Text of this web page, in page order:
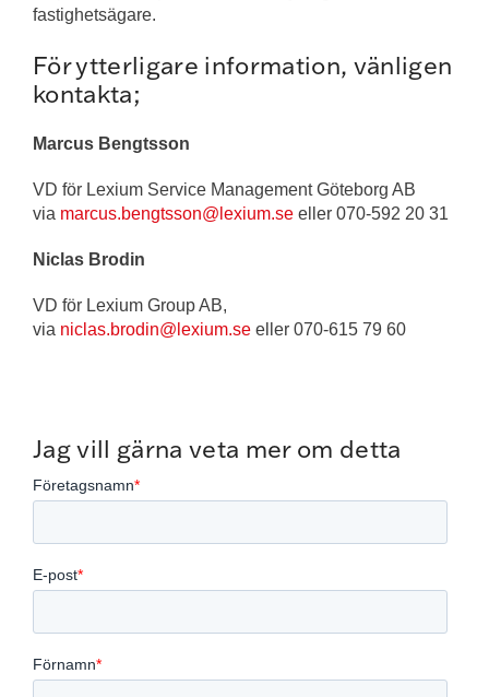
fastighetsägare.
För ytterligare information, vänligen
kontakta;
Marcus Bengtsson
VD för Lexium Service Management Göteborg AB
via marcus.bengtsson@lexium.seeller 070-592 20 31
Niclas Brodin
VD för Lexium Group AB,
via niclas.brodin@lexium.seeller 070-615 79 60
Jag vill gärna veta mer om detta